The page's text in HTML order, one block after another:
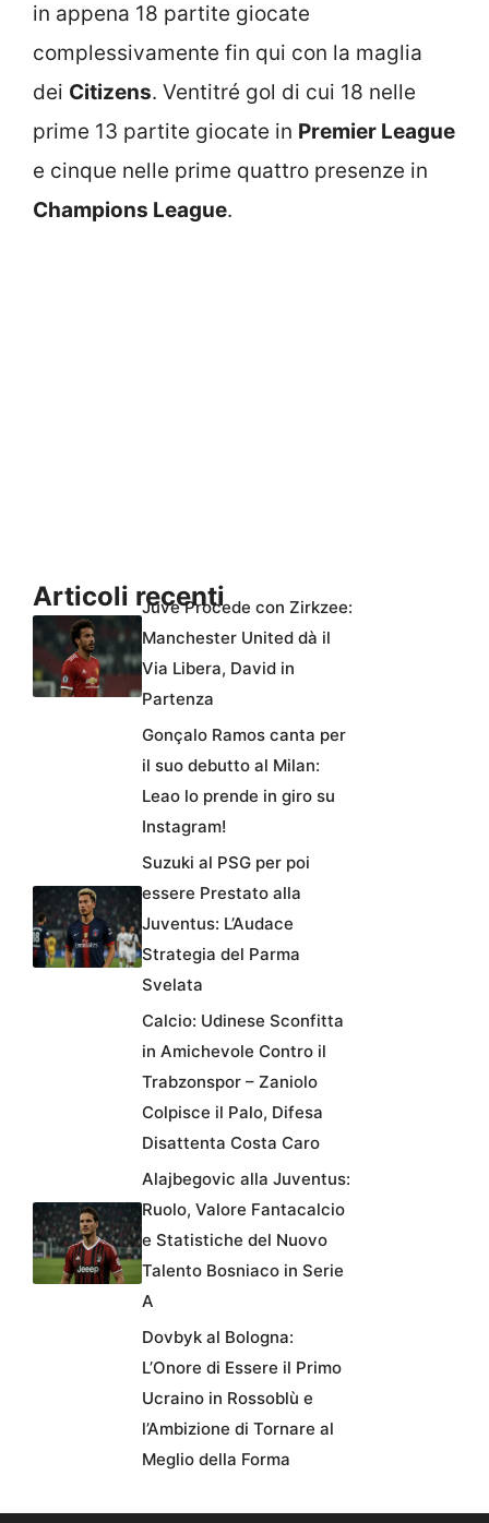
in appena 18 partite giocate
complessivamente fin qui con la maglia
dei Citizens. Ventitré gol di cui 18 nelle
prime 13 partite giocate in Premier League
e cinque nelle prime quattro presenze in
Champions League.
Articoli recentiJuve Procede con Zirkzee:
Manchester United dà il
Via Libera, David in
Partenza
Gonçalo Ramos canta per
il suo debutto al Milan:
Leao lo prende in giro su
Instagram!
Suzuki al PSG per poi
essere Prestato alla
Juventus: L’Audace
Strategia del Parma
Svelata
Calcio: Udinese Sconfitta
in Amichevole Contro il
Trabzonspor – Zaniolo
Colpisce il Palo, Difesa
Disattenta Costa Caro
Alajbegovic alla Juventus:
Ruolo, Valore Fantacalcio
e Statistiche del Nuovo
Talento Bosniaco in Serie
A
Dovbyk al Bologna:
L’Onore di Essere il Primo
Ucraino in Rossoblù e
l’Ambizione di Tornare al
Meglio della Forma